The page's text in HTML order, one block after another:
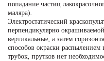
попадание частиц
маляра).
Электростатический
перпендикулярно
вертикальные, а затем
способов окраски распылением
трубок, прутков нет